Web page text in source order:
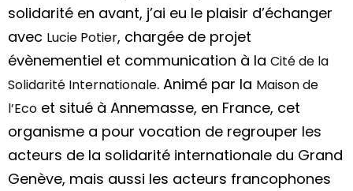
solidarité en avant, j’ai eu le plaisir d’échanger
avec Lucie Potier, chargée de projet
évènementiel et communication à la Cité de la
Solidarité Internationale. Animé par la Maison de
l’Eco et situé à Annemasse, en France, cet
organisme a pour vocation de regrouper les
acteurs de la solidarité internationale du Grand
Genève, mais aussi les acteurs francophones